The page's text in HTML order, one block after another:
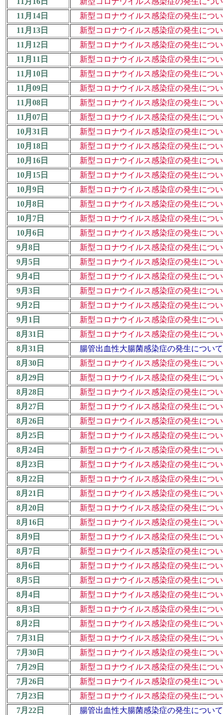
11月14日
新型コロナウイルス感染症の発生につ
11月13日
新型コロナウイルス感染症の発生につ
11月12日
新型コロナウイルス感染症の発生につ
11月11日
新型コロナウイルス感染症の発生につ
11月10日
新型コロナウイルス感染症の発生につ
11月09日
新型コロナウイルス感染症の発生につ
11月08日
新型コロナウイルス感染症の発生につ
11月07日
新型コロナウイルス感染症の発生につ
10月31日
新型コロナウイルス感染症の発生につ
10月18日
新型コロナウイルス感染症の発生につ
10月16日
新型コロナウイルス感染症の発生につ
10月15日
新型コロナウイルス感染症の発生につ
10月9日
新型コロナウイルス感染症の発生につ
10月8日
新型コロナウイルス感染症の発生につ
10月7日
新型コロナウイルス感染症の発生につ
10月6日
新型コロナウイルス感染症の発生につ
9月8日
新型コロナウイルス感染症の発生につ
9月5日
新型コロナウイルス感染症の発生につ
9月4日
新型コロナウイルス感染症の発生につ
9月3日
新型コロナウイルス感染症の発生につ
9月2日
新型コロナウイルス感染症の発生につ
9月1日
新型コロナウイルス感染症の発生につ
8月31日
新型コロナウイルス感染症の発生につ
8月31日
腸管出血性大腸菌感染症の発生につい
8月30日
新型コロナウイルス感染症の発生につ
8月29日
新型コロナウイルス感染症の発生につ
8月28日
新型コロナウイルス感染症の発生につ
8月27日
新型コロナウイルス感染症の発生につ
8月26日
新型コロナウイルス感染症の発生につ
8月25日
新型コロナウイルス感染症の発生につ
8月24日
新型コロナウイルス感染症の発生につ
8月23日
新型コロナウイルス感染症の発生につ
8月22日
新型コロナウイルス感染症の発生につ
8月21日
新型コロナウイルス感染症の発生につ
8月20日
新型コロナウイルス感染症の発生につ
8月16日
新型コロナウイルス感染症の発生につ
8月9日
新型コロナウイルス感染症の発生につ
8月7日
新型コロナウイルス感染症の発生につ
8月6日
新型コロナウイルス感染症の発生につ
8月5日
新型コロナウイルス感染症の発生につ
8月4日
新型コロナウイルス感染症の発生につ
8月3日
新型コロナウイルス感染症の発生につ
8月2日
新型コロナウイルス感染症の発生につ
7月31日
新型コロナウイルス感染症の発生につ
7月30日
新型コロナウイルス感染症の発生につ
7月29日
新型コロナウイルス感染症の発生につ
7月26日
新型コロナウイルス感染症の発生につ
7月23日
新型コロナウイルス感染症の発生につ
7月22日
腸管出血性大腸菌感染症の発生につい